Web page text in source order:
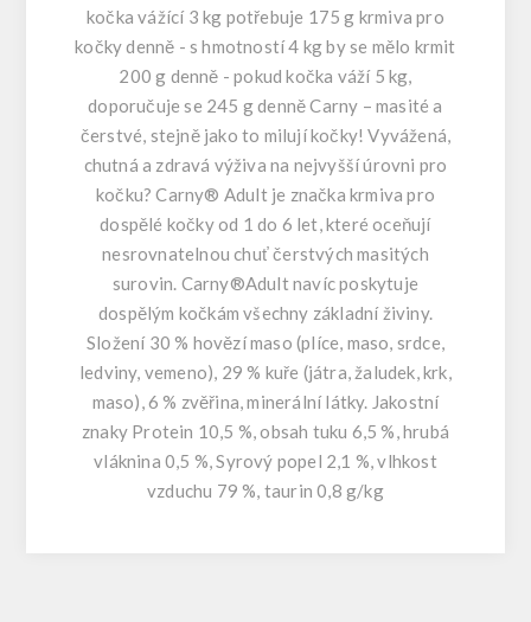
kočka vážící 3 kg potřebuje 175 g krmiva pro
kočky denně - s hmotností 4 kg by se mělo krmit
200 g denně - pokud kočka váží 5 kg,
doporučuje se 245 g denně Carny – masité a
čerstvé, stejně jako to milují kočky! Vyvážená,
chutná a zdravá výživa na nejvyšší úrovni pro
kočku? Carny® Adult je značka krmiva pro
dospělé kočky od 1 do 6 let, které oceňují
nesrovnatelnou chuť čerstvých masitých
surovin. Carny®Adult navíc poskytuje
dospělým kočkám všechny základní živiny.
Složení 30 % hovězí maso (plíce, maso, srdce,
ledviny, vemeno), 29 % kuře (játra, žaludek, krk,
maso), 6 % zvěřina, minerální látky. Jakostní
znaky Protein 10,5 %, obsah tuku 6,5 %, hrubá
vláknina 0,5 %, Syrový popel 2,1 %, vlhkost
vzduchu 79 %, taurin 0,8 g/kg